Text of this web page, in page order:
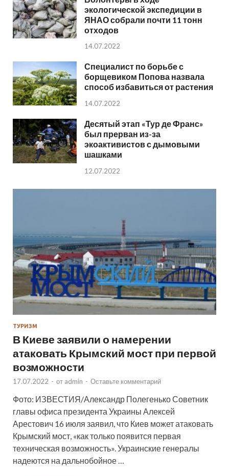
экологической экспедиции в
ЯНАО собрали почти 11 тонн
отходов
14.07.2022
Специалист по борьбе с
борщевиком Попова назвала
способ избавиться от растения
14.07.2022
Десятый этап «Тур де Франс»
был прерван из-за
экоактивистов с дымовыми
шашками
12.07.2022
ТУРИЗМ
В Киеве заявили о намерении
атаковать Крымский мост при первой
возможности
17.07.2022 - от admin - Оставьте комментарий
Фото: ИЗВЕСТИЯ/Александр Полегенько Советник
главы офиса президента Украины Алексей
Арестович 16 июля заявил, что Киев может атаковать
Крымский мост, «как только появится первая
техническая возможность». Украинские генералы
надеются на дальнобойное …